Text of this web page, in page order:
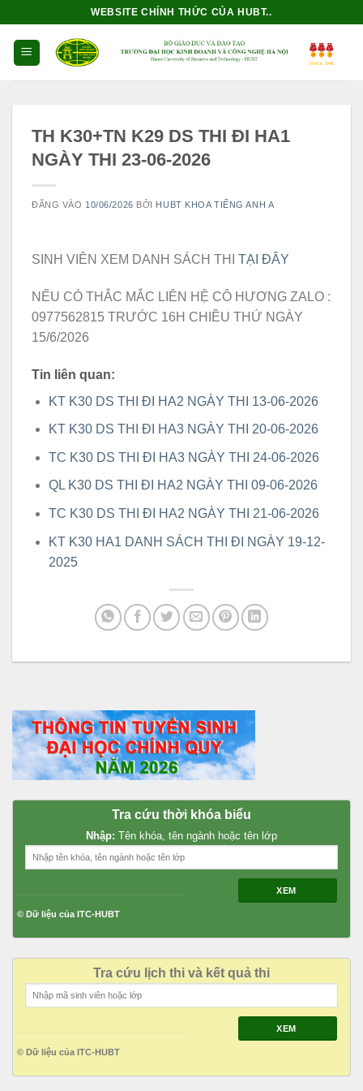
dung
WEBSITE CHÍNH THỨC CỦA HUBT..
TH K30+TN K29 DS THI ĐI HA1
NGÀY THI 23-06-2026
ĐĂNG VÀO 10/06/2026 BỞI HUBT KHOA TIẾNG ANH A
SINH VIÊN XEM DANH SÁCH THI TẠI ĐÂY
NẾU CÓ THẮC MẮC LIÊN HỆ CÔ HƯƠNG ZALO :
0977562815 TRƯỚC 16H CHIỀU THỨ NGÀY
15/6/2026
Tin liên quan:
KT K30 DS THI ĐI HA2 NGÀY THI 13-06-2026
KT K30 DS THI ĐI HA3 NGÀY THI 20-06-2026
TC K30 DS THI ĐI HA3 NGÀY THI 24-06-2026
QL K30 DS THI ĐI HA2 NGÀY THI 09-06-2026
TC K30 DS THI ĐI HA2 NGÀY THI 21-06-2026
KT K30 HA1 DANH SÁCH THI ĐI NGÀY 19-12-
2025
Tra cứu thời khóa biểu
Nhập: Tên khóa, tên ngành hoặc tên lớp
XEM
© Dữ liệu của ITC-HUBT
Tra cứu lịch thi và kết quả thi
XEM
© Dữ liệu của ITC-HUBT